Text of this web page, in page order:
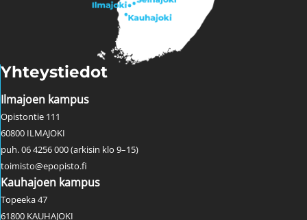
Yhteystiedot
Ilmajoen kampus
Opistontie 111
60800 ILMAJOKI
puh. 06 4256 000 (arkisin klo 9–15)
toimisto@epopisto.fi
Kauhajoen kampus
Topeeka 47
61800 KAUHAJOKI